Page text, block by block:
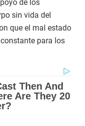
de los
sin vida del
que el mal estado
para los